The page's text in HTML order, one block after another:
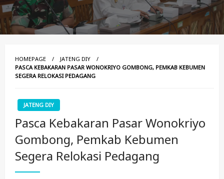
HOMEPAGE
JATENG DIY
PASCA KEBAKARAN PASAR WONOKRIYO GOMBONG, PEMKAB KEBUMEN
SEGERA RELOKASI PEDAGANG
JATENG DIY
Pasca Kebakaran Pasar Wonokriyo
Gombong, Pemkab Kebumen
Segera Relokasi Pedagang